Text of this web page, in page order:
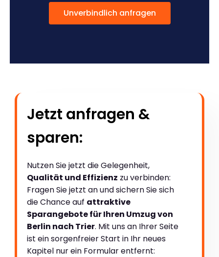
Unverbindlich anfragen
Jetzt anfragen &
sparen:
Nutzen Sie jetzt die Gelegenheit,
Qualität und Effizienz zu verbinden:
Fragen Sie jetzt an und sichern Sie sich
die Chance auf attraktive
Sparangebote für Ihren Umzug von
Berlin nach Trier. Mit uns an Ihrer Seite
ist ein sorgenfreier Start in Ihr neues
Kapitel nur ein Formular entfernt: